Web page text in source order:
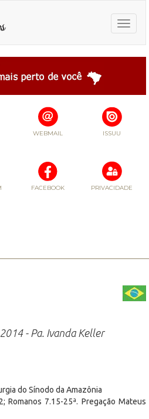
Toggle
WEBMAIL ISSUU
FACEBOOK PRIVACIDADE
- Pa. Ivanda Keller
do Sínodo da Amazônia
Romanos 7.15-25ª. Pregação Mateus